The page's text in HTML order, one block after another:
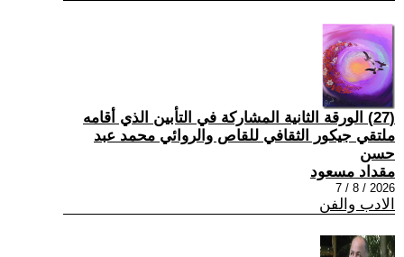
(27) الورقة الثانية المشاركة في التأبين الذي أقامه
ملتقي جيكور الثقافي للقاص والروائي محمد عبد
حسن
مقداد مسعود
2026 / 8 / 7
الادب والفن